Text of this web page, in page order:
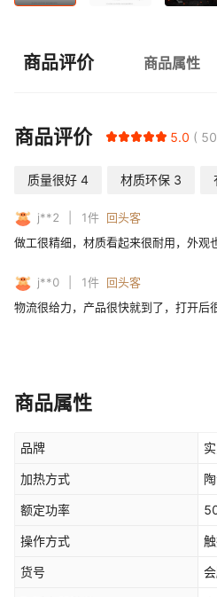
商品评价 商品属性
商品评价 5.0
质量很好 4 材质环保 3
j**2 1件 回头客
做工很精细，材质看起来很耐用，外观
j**0 1件 回头客
物流很给力，产品很快就到了，打开后
商品属性
品牌
加热方式
额定功率
操作方式
货号